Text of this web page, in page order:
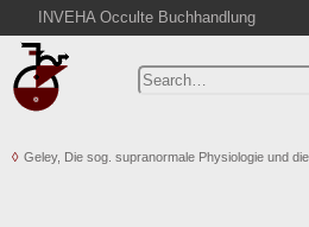
INVEHA Occulte Buchhandlung
Home
Advanced Search
CartGeley, Die sog. supranormale Physiologie und